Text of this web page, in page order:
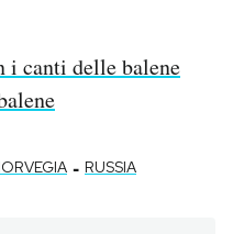
i canti delle balene
- RUSSIA